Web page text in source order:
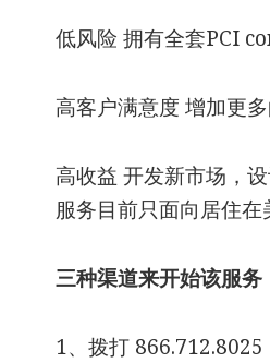
低风险 拥有全套PCI
高客户满意度 增加更
高收益 开发新市场，
服务目前只面向居住在
三种渠道来开始该服务
1、拨打 866.712.8025